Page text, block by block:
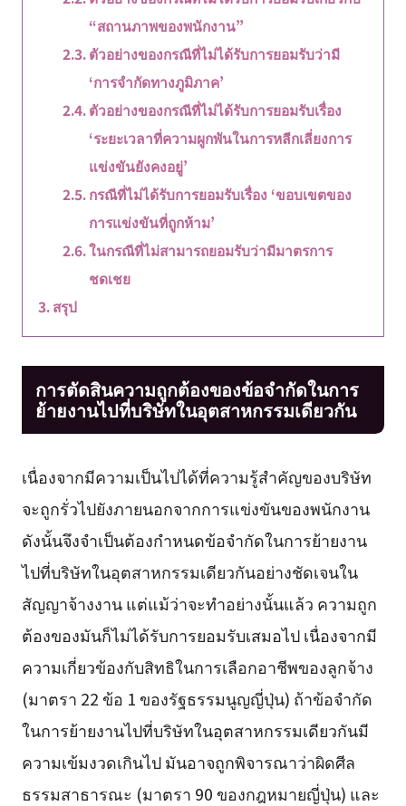
“สถานภาพของพนักงาน”
ตัวอย่างของกรณีที่ไม่ได้รับการยอมรับว่ามี
‘การจำกัดทางภูมิภาค’
ตัวอย่างของกรณีที่ไม่ได้รับการยอมรับเรื่อง
‘ระยะเวลาที่ความผูกพันในการหลีกเลี่ยงการ
แข่งขันยังคงอยู่’
กรณีที่ไม่ได้รับการยอมรับเรื่อง ‘ขอบเขตของ
การแข่งขันที่ถูกห้าม’
ในกรณีที่ไม่สามารถยอมรับว่ามีมาตรการ
ชดเชย
สรุป
การตัดสินความถูกต้องของข้อจำกัดในการ
ย้ายงานไปที่บริษัทในอุตสาหกรรมเดียวกัน
เนื่องจากมีความเป็นไปได้ที่ความรู้สำคัญของบริษัท
จะถูกรั่วไปยังภายนอกจากการแข่งขันของพนักงาน
ดังนั้นจึงจำเป็นต้องกำหนดข้อจำกัดในการย้ายงาน
ไปที่บริษัทในอุตสาหกรรมเดียวกันอย่างชัดเจนใน
สัญญาจ้างงาน แต่แม้ว่าจะทำอย่างนั้นแล้ว ความถูก
ต้องของมันก็ไม่ได้รับการยอมรับเสมอไป เนื่องจากมี
ความเกี่ยวข้องกับสิทธิในการเลือกอาชีพของลูกจ้าง
(มาตรา 22 ข้อ 1 ของรัฐธรรมนูญญี่ปุ่น) ถ้าข้อจำกัด
ในการย้ายงานไปที่บริษัทในอุตสาหกรรมเดียวกันมี
ความเข้มงวดเกินไป มันอาจถูกพิจารณาว่าผิดศีล
ธรรมสาธารณะ (มาตรา 90 ของกฎหมายญี่ปุ่น) และ